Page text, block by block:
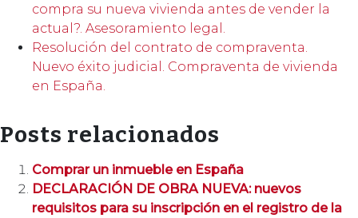
compra su nueva vivienda antes de vender la
actual?. Asesoramiento legal.
Resolución del contrato de compraventa.
Nuevo éxito judicial. Compraventa de vivienda
en España.
Posts relacionados
Comprar un inmueble en España
DECLARACIÓN DE OBRA NUEVA: nuevos
requisitos para su inscripción en el registro de la